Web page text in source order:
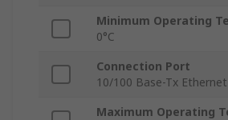
Minimum Operating
0°C
Connection Port
10/100 Base-Tx Ethernet
Maximum Operating